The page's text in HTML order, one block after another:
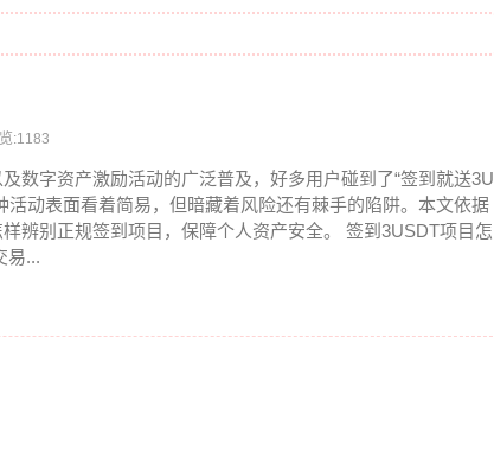
:1183
数字资产激励活动的广泛普及，好多用户碰到了“签到就送3U
活动表面看着简易，但暗藏着风险还有棘手的陷阱。本文依据
辨别正规签到项目，保障个人资产安全。 签到3USDT项目怎
易...